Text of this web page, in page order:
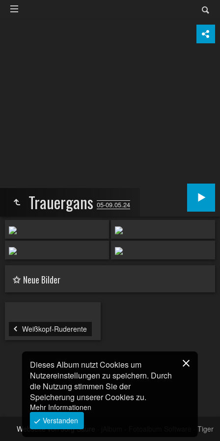
Trauergans 05-09.05.24
Neue Bilder
Weißkopf-Ruderente
Webseite von Jörg Saure Tiger
Dieses Album nutzt Cookies um
Nutzereinstellungen zu speichern. Durch
die Nutzung stimmen Sie der
Speicherung unserer Cookies zu.
Mehr Informationen
Verstanden